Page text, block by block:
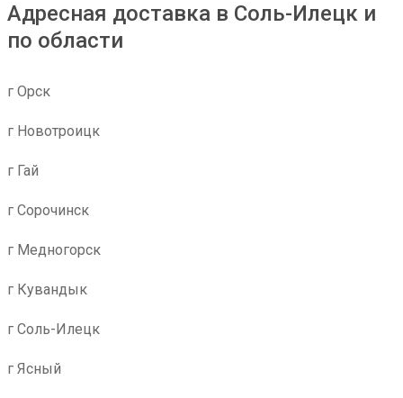
Адресная доставка в Соль-Илецк и
по области
г Орск
г Новотроицк
г Гай
г Сорочинск
г Медногорск
г Кувандык
г Соль-Илецк
г Ясный